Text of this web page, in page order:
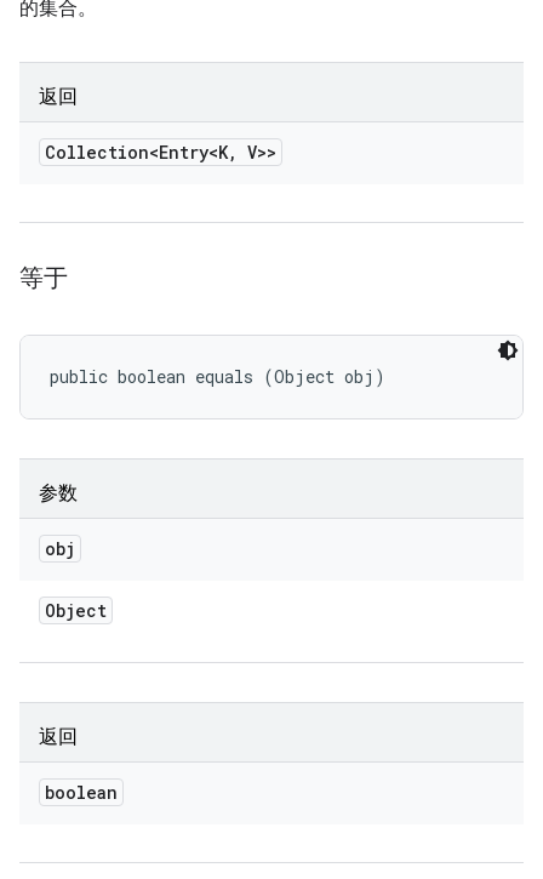
的集合。
返回
Collection<Entry<K, V>>
等于
public boolean equals (Object obj)
参数
obj
Object
返回
boolean